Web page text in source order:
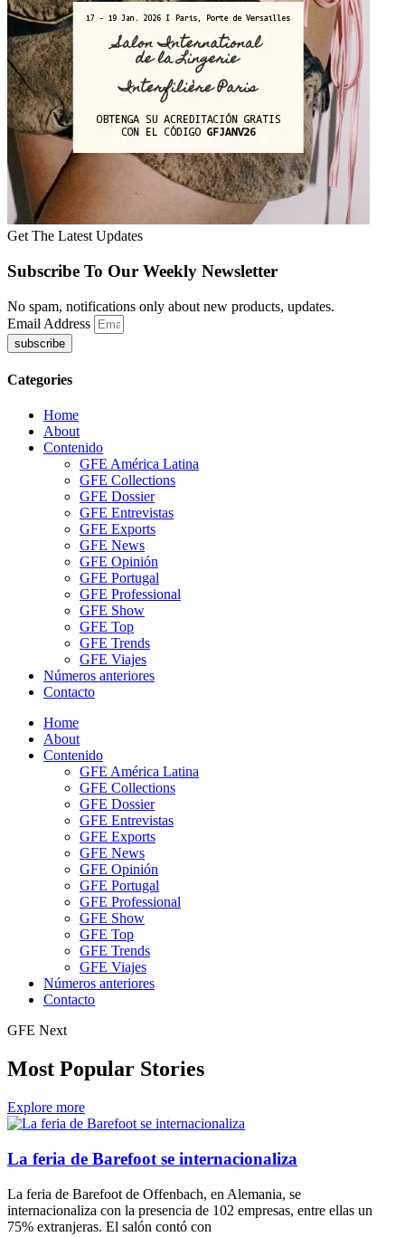
Get The Latest Updates
Subscribe To Our Weekly Newsletter
No spam, notifications only about new products, updates.
Email Address
subscribe
Categories
Home
About
Contenido
GFE América Latina
GFE Collections
GFE Dossier
GFE Entrevistas
GFE Exports
GFE News
GFE Opinión
GFE Portugal
GFE Professional
GFE Show
GFE Top
GFE Trends
GFE Viajes
Números anteriores
Contacto
Home
About
Contenido
GFE América Latina
GFE Collections
GFE Dossier
GFE Entrevistas
GFE Exports
GFE News
GFE Opinión
GFE Portugal
GFE Professional
GFE Show
GFE Top
GFE Trends
GFE Viajes
Números anteriores
Contacto
GFE Next
Most Popular Stories
Explore more
La feria de Barefoot se internacionaliza
La feria de Barefoot de Offenbach, en Alemania, se
internacionaliza con la presencia de 102 empresas, entre ellas un
75% extranjeras. El salón contó con